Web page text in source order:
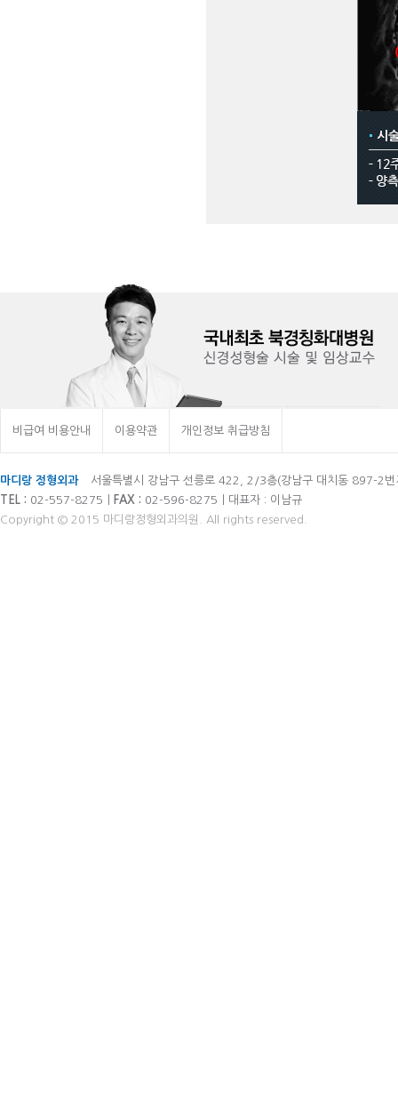
비급여 비용안내 이용약관 개인정보 취급방침
마디랑 정형외과
서울특별시 강남구 선릉로 422, 2/3층(강남구 대치동 897-2
TEL : 02-557-8275ㅣ FAX : 02-596-8275ㅣ대표자 : 이남규
Copyright © 2015 마디랑정형외과의원. All rights reserved.